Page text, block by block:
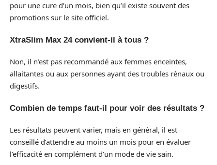
pour une cure d’un mois, bien qu’il existe souvent des
promotions sur le site officiel.
XtraSlim Max 24 convient-il à tous ?
Non, il n’est pas recommandé aux femmes enceintes,
allaitantes ou aux personnes ayant des troubles rénaux ou
digestifs.
Combien de temps faut-il pour voir des résultats ?
Les résultats peuvent varier, mais en général, il est
conseillé d’attendre au moins un mois pour en évaluer
l’efficacité en complément d’un mode de vie sain.